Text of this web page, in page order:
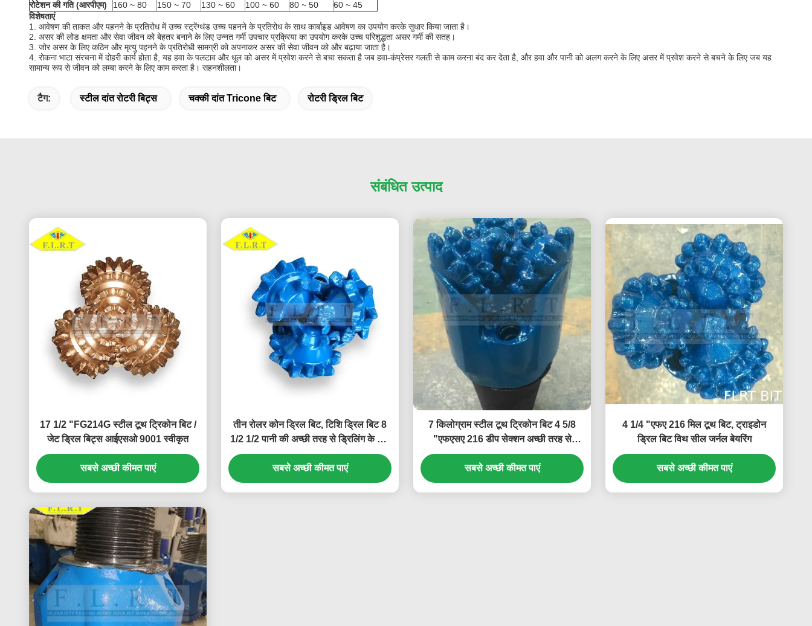
रोटेशन की गति (आरपीएम)
160 ~ 80 150 ~ 70 130 ~ 60 100 ~ 60 80 ~ 50
60 ~ 45
विशेषताएं
1. आवेषण की ताकत और पहनने के प्रतिरोध में उच्च स्ट्रेंग्थंड उच्च पहनने के प्रतिरोध के साथ कार्बाइड आवेषण का उपयोग करके सुधार किया जाता है।
2. असर की लोड क्षमता और सेवा जीवन को बेहतर बनाने के लिए उन्नत गर्मी उपचार प्रक्रिया का उपयोग करके उच्च परिशुद्धता असर गर्मी की सतह।
3. जोर असर के लिए कठिन और मृत्यु पहनने के प्रतिरोधी सामग्री को अपनाकर असर की सेवा जीवन को और बढ़ाया जाता है।
4. रोकना भाटा संरचना में दोहरी कार्य होता है, यह हवा के पलटाव और धूल को असर में प्रवेश करने से बचा सकता है जब हवा-कंप्रेसर गलती से काम करना बंद कर देता है, और हवा और पानी को अलग करने के लिए असर में प्रवेश करने से बचने के लिए जब यह
सामान्य रूप से जीवन को लम्बा करने के लिए काम करता है। सहनशीलता।
टैग: स्टील दांत रोटरी बिट्स चक्की दांत Tricone बिट रोटरी ड्रिल बिट
संबंधित उत्पाद
17 1/2 "FG214G स्टील टूथ ट्रिकोन बिट /
जेट ड्रिल बिट्स आईएसओ 9001 स्वीकृत
सबसे अच्छी कीमत पाएं
तीन रोलर कोन ड्रिल बिट, टिशि ड्रिल बिट 8
1/2 1/2 पानी की अच्छी तरह से ड्रिलिंग के लिए
FA126
सबसे अच्छी कीमत पाएं
7 किलोग्राम स्टील टूथ ट्रिकोन बिट 4 5/8
"एफएसए 216 डीप सेक्शन अच्छी तरह से
ड्रिलिंग के लिए
सबसे अच्छी कीमत पाएं
4 1/4 "एफए 216 मिल टूथ बिट, ट्राइडोन
ड्रिल बिट विथ सील जर्नल बेयरिंग
सबसे अच्छी कीमत पाएं